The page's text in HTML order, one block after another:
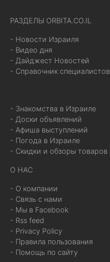
РАЗДЕЛЫ ORBITA.CO.IL
- Новости Израиля
- Видео дня
- Дайджест Новостей
- Справочник специалистов
- Знакомства в Израиле
- Доски объявлений
- Афиша выступлений
- Погода в Израиле
- Скидки и обзоры товаров
О НАС
- О компании
- Связь с нами
- Мы в Facebook
- Rss feed
- Privacy Policy
- Правила пользования
- Помощь по сайту